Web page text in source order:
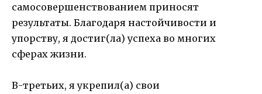
самосовершенствованием приносят
результаты. Благодаря настойчивости и
упорству, я достиг(ла) успеха во многих
сферах жизни.
В-третьих, я укрепил(а) свои